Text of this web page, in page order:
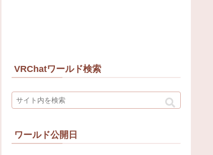
VRChatワールド検索
ワールド公開日